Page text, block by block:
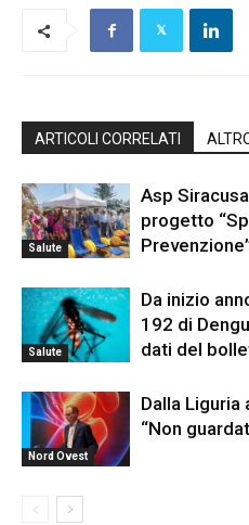
ARTICOLI CORRELATI
Salute
Asp
progetto
Salute
Da inizio
192 di
dati del
Nord Ovest
Dalla Liguria
“Non